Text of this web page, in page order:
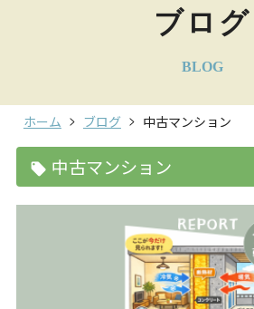
ブログ
BLOG
ホーム ブログ 中古マンション
local_offer 中古マンション